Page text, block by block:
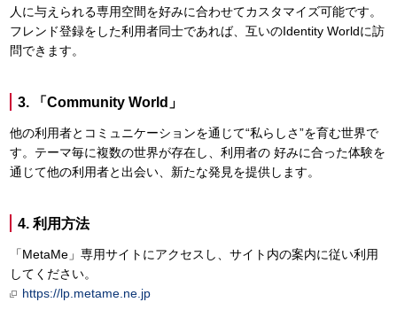
人に与えられる専用空間を好みに合わせてカスタマイズ可能です。
フレンド登録をした利用者同士であれば、互いのIdentity Worldに訪
問できます。
3. 「Community World」
他の利用者とコミュニケーションを通じて“私らしさ”を育む世界で
す。テーマ毎に複数の世界が存在し、利用者の 好みに合った体験を
通じて他の利用者と出会い、新たな発見を提供します。
4. 利用方法
「MetaMe」専用サイトにアクセスし、サイト内の案内に従い利用
してください。
https://lp.metame.ne.jp